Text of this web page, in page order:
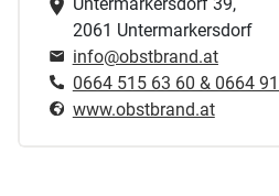
2061 Untermarkersdorf
info@obstbrand.at
0664 515 63 60 & 0664
www.obstbrand.at